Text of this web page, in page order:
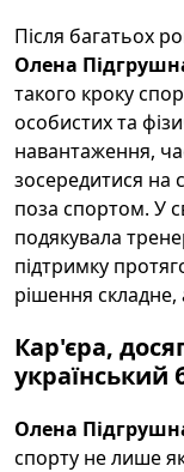
Після багатьох
Олена
такого кроку
особистих та
навантаження,
зосередитися на
поза спортом. У
подякувала
підтримку
рішення складне,
Кар'єра,
український
Олена
спорту не лише